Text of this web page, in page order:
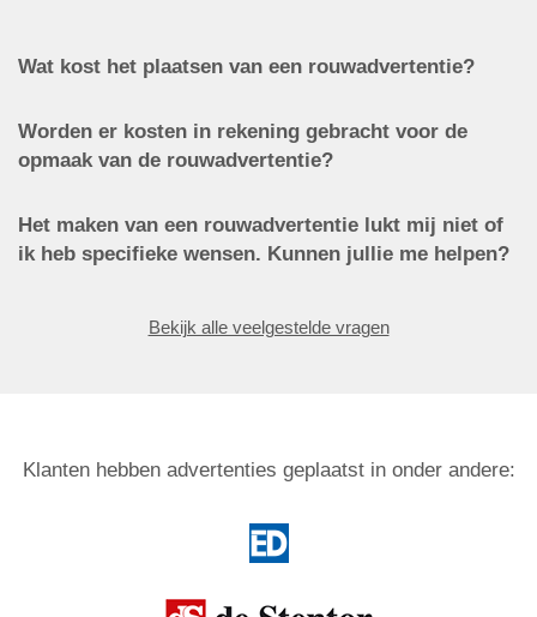
Wat kost het plaatsen van een rouwadvertentie?
Worden er kosten in rekening gebracht voor de
opmaak van de rouwadvertentie?
Het maken van een rouwadvertentie lukt mij niet of
ik heb specifieke wensen. Kunnen jullie me helpen?
Bekijk alle veelgestelde vragen
Klanten hebben advertenties geplaatst in onder andere: